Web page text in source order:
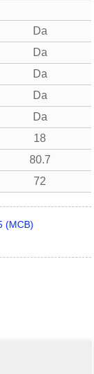
Da
Da
Da
Da
Da
18
80.7
72
(MCB)